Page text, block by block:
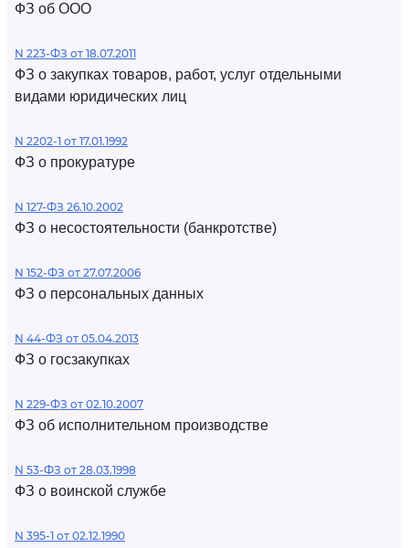
ФЗ об ООО
N 223-ФЗ от 18.07.2011
ФЗ о закупках товаров, работ, услуг отдельными
видами юридических лиц
N 2202-1 от 17.01.1992
ФЗ о прокуратуре
N 127-ФЗ 26.10.2002
ФЗ о несостоятельности (банкротстве)
N 152-ФЗ от 27.07.2006
ФЗ о персональных данных
N 44-ФЗ от 05.04.2013
ФЗ о госзакупках
N 229-ФЗ от 02.10.2007
ФЗ об исполнительном производстве
N 53-ФЗ от 28.03.1998
ФЗ о воинской службе
N 395-1 от 02.12.1990